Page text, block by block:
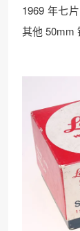
1969 年七
其他 50mm